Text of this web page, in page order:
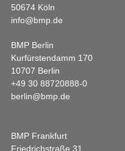
50674 Köln
info@bmp.de
BMP Berlin
Kurfürstendamm 170
10707 Berlin
+49 30 88720888-0
berlin@bmp.de
BMP Frankfurt
Friedrichstraße 31